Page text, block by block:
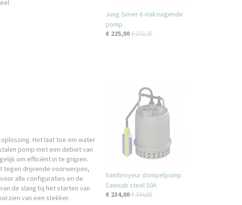
oplossing. Het laat toe om water
pomp met een debiet van
om efficiënt in te grijpen.
tegen drijvende voorwerpen,
alle configuraties en de
de slang bij het starten van
van een stekker.
Jung Simer 6 vlakzuigende
pomp
€ 225,00€ 272,25
Sanibroyeur dompelpomp
Sanisub steel 50A
€ 234,00€ 334,00